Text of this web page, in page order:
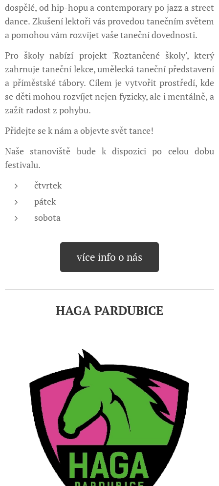
dospělé, od hip-hopu a contemporary po jazz a street
dance. Zkušení lektoři vás provedou tanečním světem
a pomohou vám rozvíjet vaše taneční dovednosti.
Pro školy nabízí projekt 'Roztančené školy', který
zahrnuje taneční lekce, umělecká taneční představení
a příměstské tábory. Cílem je vytvořit prostředí, kde
se děti mohou rozvíjet nejen fyzicky, ale i mentálně, a
zažít radost z pohybu.
Přidejte se k nám a objevte svět tance!
Naše stanoviště bude k dispozici po celou dobu
festivalu.
čtvrtek
pátek
sobota
více info o nás
HAGA PARDUBICE